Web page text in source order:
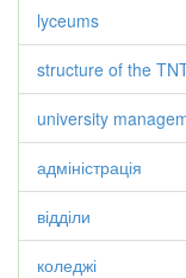
lyceums
structure of the
university
адміністрація
відділи
коледжі